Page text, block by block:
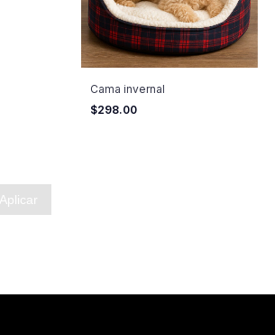
Aplicar
Cama invernal
$298.00